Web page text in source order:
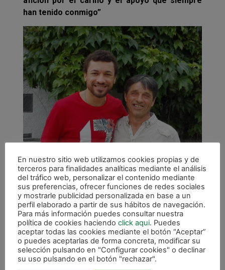
han tenido conmigo”
Por su parte, Víctor también se muestra feliz
por el acuerdo: “Fue una negociación larga y
meditada pero yo me quería quedar y el club
también, así que nos sentamos a hablar y lo
hicimos para llegar a un punto de encuentro.
Me siento muy feliz por seguir otro año más
En nuestro sitio web utilizamos cookies propias y de
terceros para finalidades analíticas mediante el análisis
del tráfico web, personalizar el contenido mediante
sus preferencias, ofrecer funciones de redes sociales
y mostrarle publicidad personalizada en base a un
perfil elaborado a partir de sus hábitos de navegación.
Para más información puedes consultar nuestra
política de cookies haciendo click aqui. Puedes
aceptar todas las cookies mediante el botón “Aceptar”
o puedes aceptarlas de forma concreta, modificar su
selección pulsando en "Configurar cookies" o declinar
su uso pulsando en el botón "rechazar".